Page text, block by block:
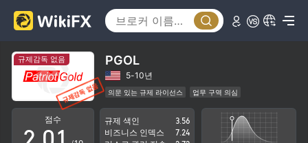
규제감독 없음 PGOL
5-10년
의문 있는 규제 라이선스
업무 구역 의심
잠재적 위험성이 높음
점수
0
1
0
규제 색인
3.56
비즈니스 인덱스
7.24